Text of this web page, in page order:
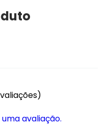
avaliação.